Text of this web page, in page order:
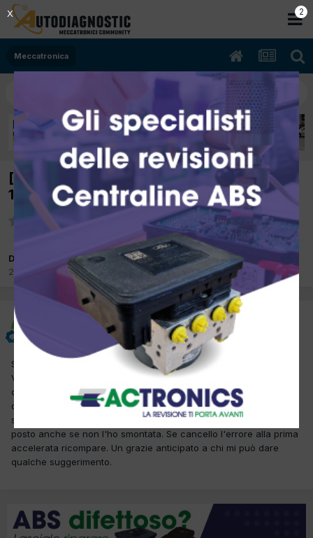
Meccatronica
[Land Rover Evoque 11/2011 2179cc 224dt
140Kw Diesel] Potenza limitata errore p2263
Da riccardo19
2 Aprile 2017
inMeccatronica
riccardo19
2 Aprile 2017
Salve a tutti, ho in officina questa vettura con errore P2263
Valvola pressione sovralimentazione turbo. Circuito di
comando.Ampiezza inf.segnale troppo piccolo. Vorrei sapere se a
qualcuno sia gia' capitato questo errore prima che vada a
sostituire o smontare pezzi inutilmente. La turbina mi semba a
posto anche se non l'ho smontata. Se cancello l'errore alla prima
accelerata ricompare. Un grazie anticipato a chi mi può dare
qualche suggerimento.
2
X